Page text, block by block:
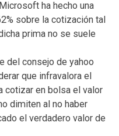
ha hecho una
sobre la cotización tal
prima no se suele
del consejo de yahoo
que infravalora el
cotizar en bolsa el valor
dimiten al no haber
el verdadero valor de